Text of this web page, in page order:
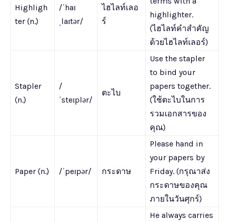
Highligh
ter (n.)
/ˈhaɪ
ˌlaɪtər/
ไฮไลท์เลอ
ร์
highlighter.
(ไฮไลท์คำสำคัญ
ด้วยไฮไลท์เลอร์)
Stapler
(n.)
/
ˈsteɪplər/
ตะไบ
Use the stapler
to bind your
papers together.
(ใช้ตะไบในการ
รวมเอกสารของ
คุณ)
Paper (n.) /ˈpeɪpər/ กระดาษ
Please hand in
your papers by
Friday. (กรุณาส่ง
กระดาษของคุณ
ภายในวันศุกร์)
He always carries